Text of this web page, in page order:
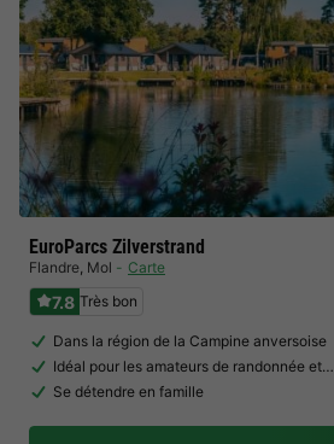
EuroParcs Zilverstrand
Flandre, Mol Carte
7.8 Très bon
Dans la région de la Campine anversoise
Idéal pour les amateurs de randonnée et…
Se détendre en famille